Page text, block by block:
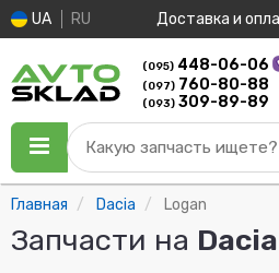
UA RU Доставка и
(095) 448-06-06
(097) 760-80-88
(093) 309-89-89
Какую запчасть ищете?
Главная Dacia Logan
Запчасти на